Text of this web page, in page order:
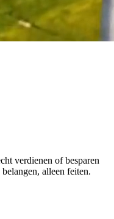
verdienen of besparen
alleen feiten.